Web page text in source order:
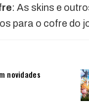
: As skins e
para o cofre do
novidades